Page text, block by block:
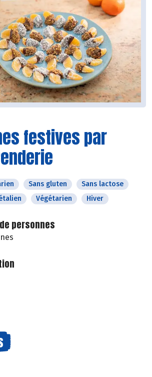
festives par
Sans gluten
Sans lactose
Végétarien Hiver
personnes